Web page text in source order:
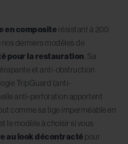
en composite résistant à 200
nos derniers modèles de
pour la restauration . Sa
et anti-obstruction
TripGuard (anti-
anti-perforation apportent
comme sa tige imperméable en
le modèle à choisir si vous
au look décontracté pour